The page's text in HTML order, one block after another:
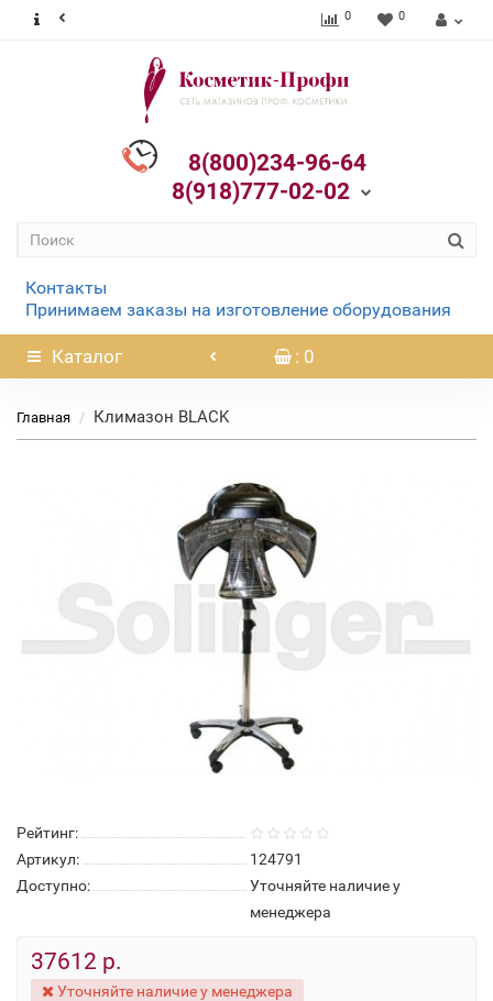
0 0
8(800)234-96-64
8(918)777-02-02
Контакты
Принимаем заказы на изготовление оборудования
Каталог : 0
Главная Климазон BLACK
Рейтинг:
Артикул:
124791
Доступно:
Уточняйте наличие у
менеджера
37612 р.
Уточняйте наличие у менеджера